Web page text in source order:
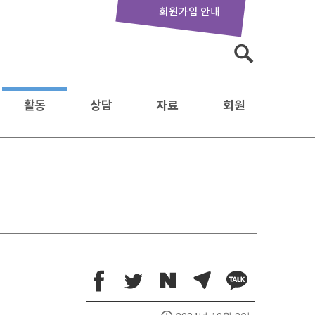
회원가입 안내
활동 상담 자료 회원